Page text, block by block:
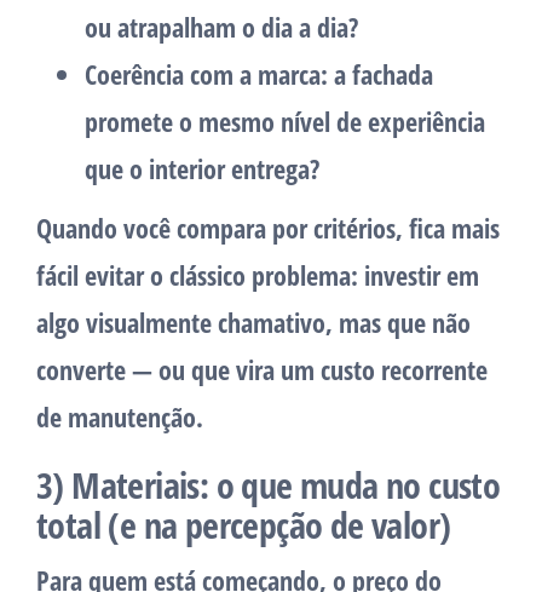
ou atrapalham o dia a dia?
Coerência com a marca: a fachada
promete o mesmo nível de experiência
que o interior entrega?
Quando você compara por critérios, fica mais
fácil evitar o clássico problema: investir em
algo visualmente chamativo, mas que não
converte — ou que vira um custo recorrente
de manutenção.
3) Materiais: o que muda no custo
total (e na percepção de valor)
Para quem está começando, o preço do